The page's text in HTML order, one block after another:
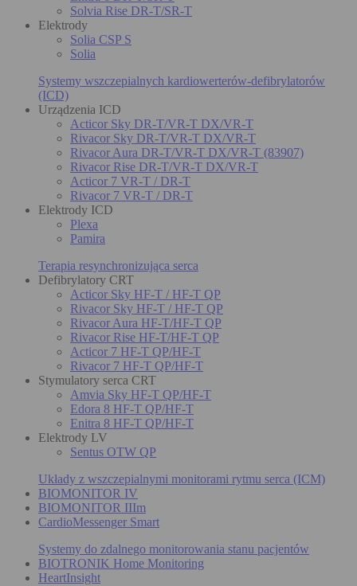
Solvia Rise DR-T/SR-T
Elektrody
Solia CSP S
Solia
Systemy wszczepialnych kardiowerterów-defibrylatorów
(ICD)
Urządzenia ICD
Acticor Sky DR-T/VR-T DX/VR-T
Rivacor Sky DR-T/VR-T DX/VR-T
Rivacor Aura DR-T/VR-T DX/VR-T (83907)
Rivacor Rise DR-T/VR-T DX/VR-T
Acticor 7 VR-T / DR-T
Rivacor 7 VR-T / DR-T
Elektrody ICD
Plexa
Pamira
Terapia resynchronizująca serca
Defibrylatory CRT
Acticor Sky HF-T / HF-T QP
Rivacor Sky HF-T / HF-T QP
Rivacor Aura HF-T/HF-T QP
Rivacor Rise HF-T/HF-T QP
Acticor 7 HF-T QP/HF-T
Rivacor 7 HF-T QP/HF-T
Stymulatory serca CRT
Amvia Sky HF-T QP/HF-T
Edora 8 HF-T QP/HF-T
Enitra 8 HF-T QP/HF-T
Elektrody LV
Sentus OTW QP
Układy z wszczepialnymi monitorami rytmu serca (ICM)
BIOMONITOR IV
BIOMONITOR IIIm
CardioMessenger Smart
Systemy do zdalnego monitorowania stanu pacjentów
BIOTRONIK Home Monitoring
HeartInsight